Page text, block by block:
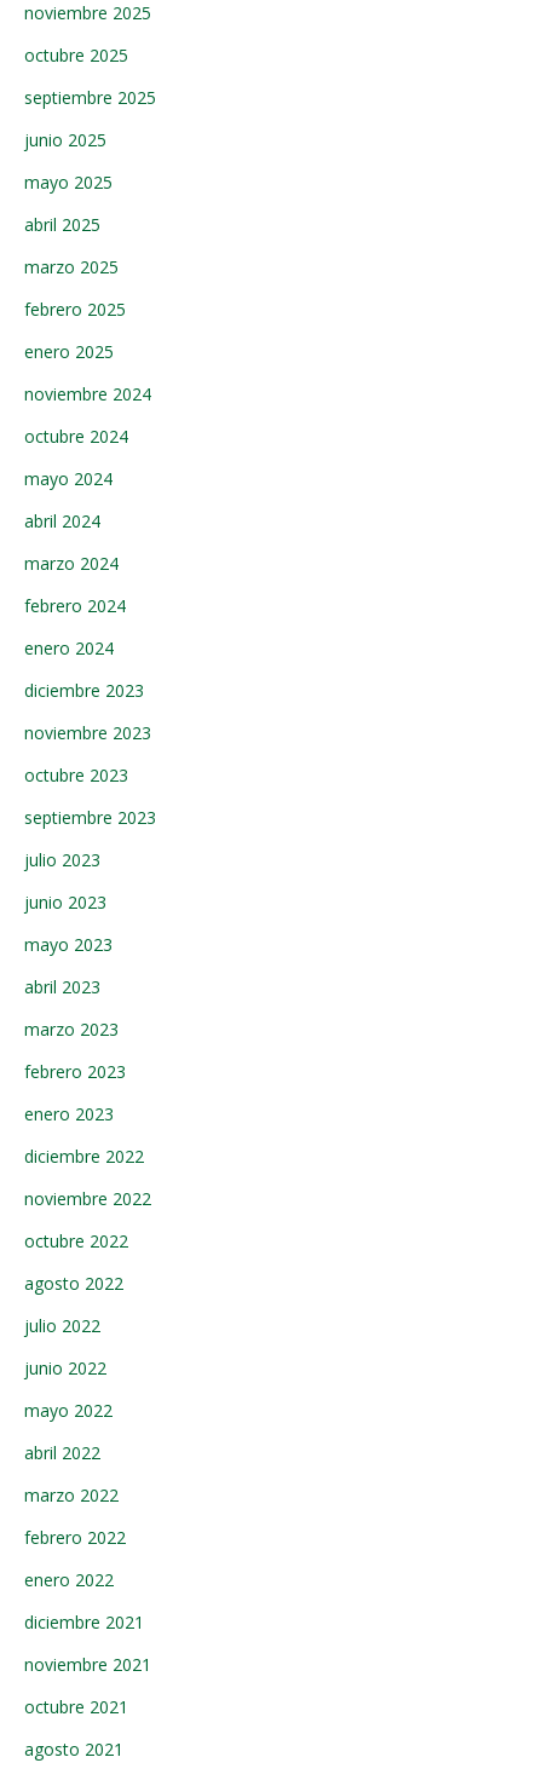
noviembre 2025
octubre 2025
septiembre 2025
junio 2025
mayo 2025
abril 2025
marzo 2025
febrero 2025
enero 2025
noviembre 2024
octubre 2024
mayo 2024
abril 2024
marzo 2024
febrero 2024
enero 2024
diciembre 2023
noviembre 2023
octubre 2023
septiembre 2023
julio 2023
junio 2023
mayo 2023
abril 2023
marzo 2023
febrero 2023
enero 2023
diciembre 2022
noviembre 2022
octubre 2022
agosto 2022
julio 2022
junio 2022
mayo 2022
abril 2022
marzo 2022
febrero 2022
enero 2022
diciembre 2021
noviembre 2021
octubre 2021
agosto 2021